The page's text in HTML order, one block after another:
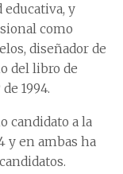
y
como
diseñador de
del libro de
1994.
candidato a la
y en ambas ha